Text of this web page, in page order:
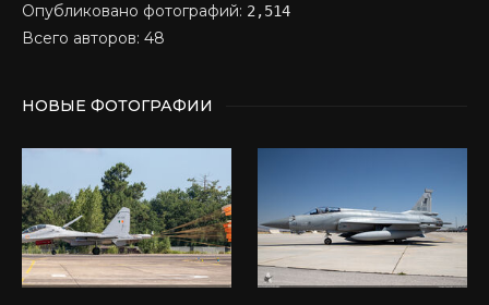
Опубликовано фотографий: 2,514
Всего авторов: 48
НОВЫЕ ФОТОГРАФИИ